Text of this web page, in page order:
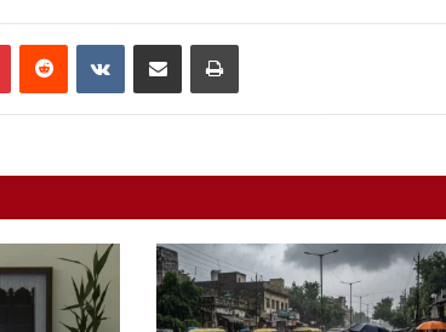
PinterestReddit VKontakteShare via Email Print